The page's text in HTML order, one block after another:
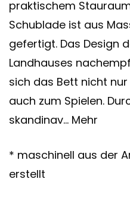
praktischem
Schublade ist aus
gefertigt. Das Design
Landhauses
sich das Bett nicht
auch zum Spielen.
skandinav… Mehr
* maschinell aus der
erstellt